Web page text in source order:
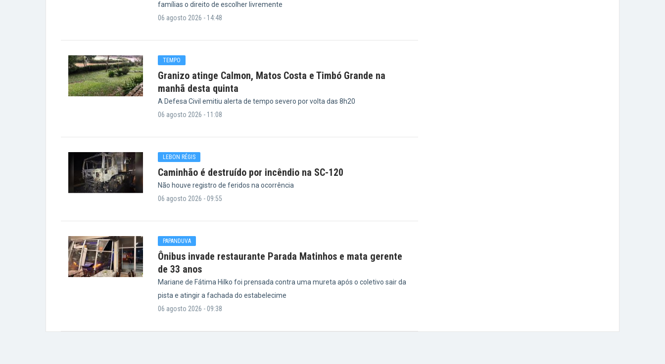
famílias o direito de escolher livremente
06 agosto 2026 - 14:48
TEMPO
Granizo atinge Calmon, Matos Costa e Timbó Grande na
manhã desta quinta
A Defesa Civil emitiu alerta de tempo severo por volta das 8h20
06 agosto 2026 - 11:08
LEBON RÉGIS
Caminhão é destruído por incêndio na SC-120
Não houve registro de feridos na ocorrência
06 agosto 2026 - 09:55
PAPANDUVA
Ônibus invade restaurante Parada Matinhos e mata gerente
de 33 anos
Mariane de Fátima Hilko foi prensada contra uma mureta após o coletivo sair da
pista e atingir a fachada do estabelecime
06 agosto 2026 - 09:38